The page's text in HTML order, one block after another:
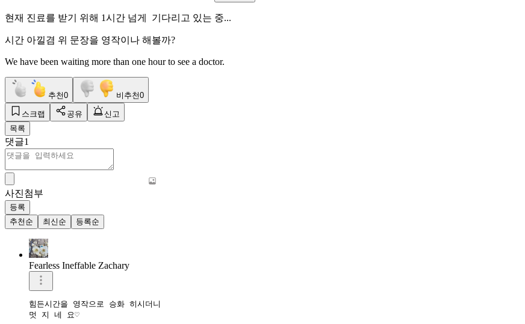
현재 진료를 받기 위해 1시간 넘게 기다리고 있는 중...
시간 아낄겸 위 문장을 영작이나 해볼까?
We have been waiting more than one hour to see a doctor.
추천0 비추천0
스크랩 공유
신고
목록
댓글1
사진첨부
등록
추천순
최신순 등록순
Fearless Ineffable Zachary
힘든시간을 영작으로 승화 히시더니
멋 지 네 요♡